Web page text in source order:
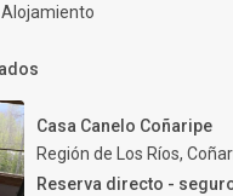
Casa Canelo Coñaripe
Región de Los Ríos,
Reserva directo -